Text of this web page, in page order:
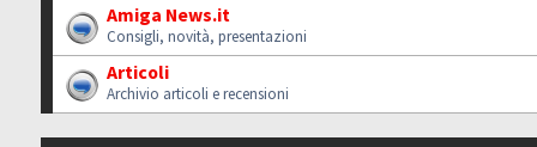
Amiga News.it
Consigli, novità, presentazioni
Articoli
Archivio articoli e recensioni